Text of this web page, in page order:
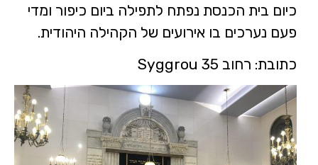
כיום בית הכנסת נפתח לתפילה ביום כיפור ומדי
פעם נערכים בו אירועים של הקהילה היהודית.
כתובת: רחוב Syggrou 35